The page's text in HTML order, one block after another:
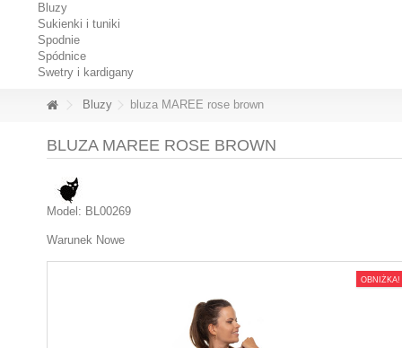
Bluzy
Sukienki i tuniki
Spodnie
Spódnice
Swetry i kardigany
Bluzy bluza MAREE rose brown
BLUZA MAREE ROSE BROWN
Model: BL00269
Warunek Nowe
OBNIŻKA!